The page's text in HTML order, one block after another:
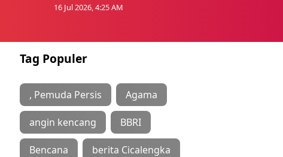
16 Jul 2026, 4:25 AM
Tag Populer
, Pemuda Persis Agama
angin kencang BBRI
Bencana berita Cicalengka